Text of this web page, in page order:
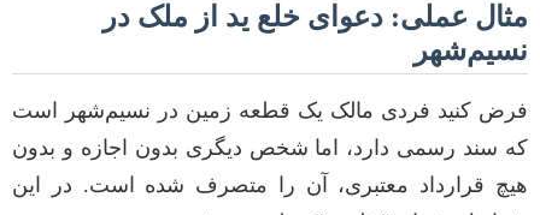
مثال عملی: دعوای خلع ید از ملک در
نسیم‌شهر
فرض کنید فردی مالک یک قطعه زمین در نسیم‌شهر است
که سند رسمی دارد، اما شخص دیگری بدون اجازه و بدون
هیچ قرارداد معتبری، آن را متصرف شده است. در این